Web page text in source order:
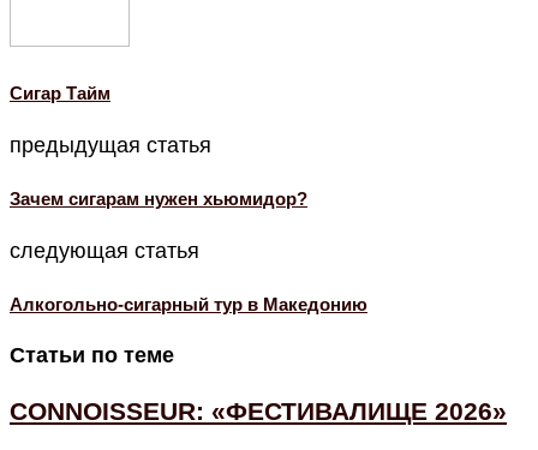
Cигар Тайм
предыдущая статья
Зачем сигарам нужен хьюмидор?
следующая статья
Алкогольно-сигарный тур в Македонию
Статьи по теме
CONNOISSEUR: «ФЕСТИВАЛИЩЕ 2026»